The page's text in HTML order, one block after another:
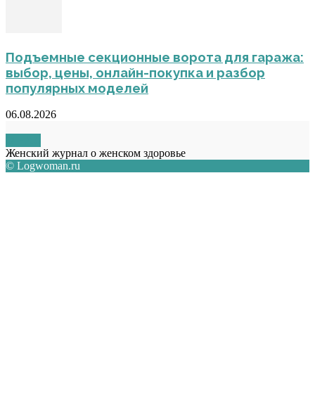
Подъемные секционные ворота для гаража:
выбор, цены, онлайн-покупка и разбор
популярных моделей
06.08.2026
Женский журнал о женском здоровье
© Logwoman.ru